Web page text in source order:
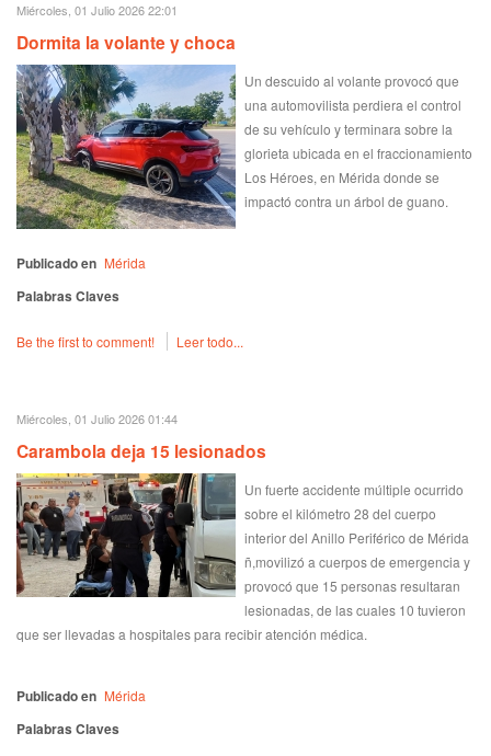
Miércoles, 01 Julio 2026 22:01
Dormita la volante y choca
Un descuido al volante provocó que
una automovilista perdiera el control
de su vehículo y terminara sobre la
glorieta ubicada en el fraccionamiento
Los Héroes, en Mérida donde se
impactó contra un árbol de guano.
Publicado en Mérida
Palabras Claves
Be the first to comment! Leer todo...
Miércoles, 01 Julio 2026 01:44
Carambola deja 15 lesionados
Un fuerte accidente múltiple ocurrido
sobre el kilómetro 28 del cuerpo
interior del Anillo Periférico de Mérida
ñ,movilizó a cuerpos de emergencia y
provocó que 15 personas resultaran
lesionadas, de las cuales 10 tuvieron
que ser llevadas a hospitales para recibir atención médica.
Publicado en Mérida
Palabras Claves